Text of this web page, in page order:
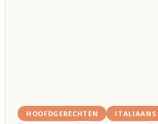
HOOFDGERECHTEN ITALIAANS